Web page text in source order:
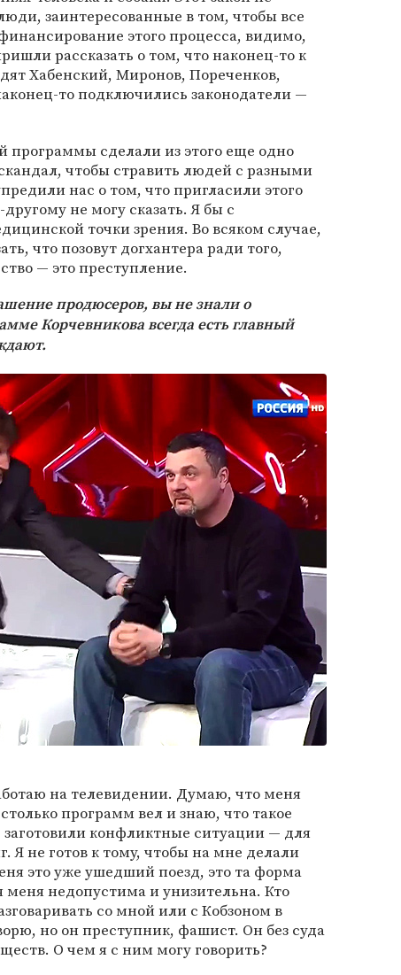
заинтересованные в том, чтобы все
этого процесса, видимо,
рассказать о том, что наконец-то к
Хабенский, Миронов, Пореченков,
то подключились законодатели —
программы сделали из этого еще одно
чтобы стравить людей с разными
нас о том, что пригласили этого
не могу сказать. Я бы с
точки зрения. Во всяком случае,
что позовут догхантера ради того,
— это преступление.
продюсеров, вы не знали о
Корчевникова всегда есть главный
на телевидении. Думаю, что меня
программ вел и знаю, что такое
конфликтные ситуации — для
Я не готов к тому, чтобы на мне делали
это уже ушедший поезд, это та форма
меня недопустима и унизительна. Кто
со мной или с Кобзоном в
но он преступник, фашист. Он без суда
О чем я с ним могу говорить?